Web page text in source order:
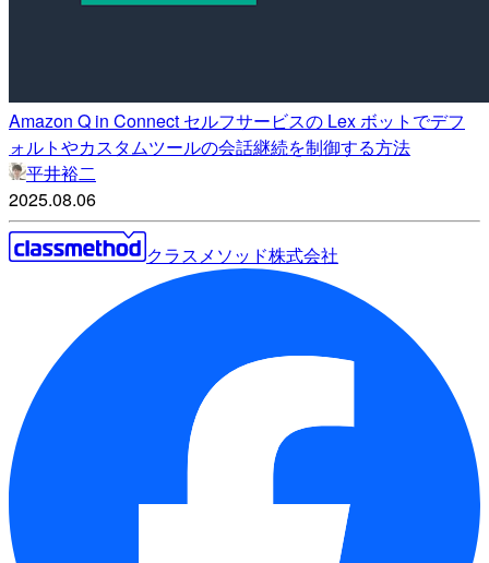
Amazon Q in Connect セルフサービスの Lex ボットでデフ
ォルトやカスタムツールの会話継続を制御する方法
平井裕二
2025.08.06
クラスメソッド株式会社